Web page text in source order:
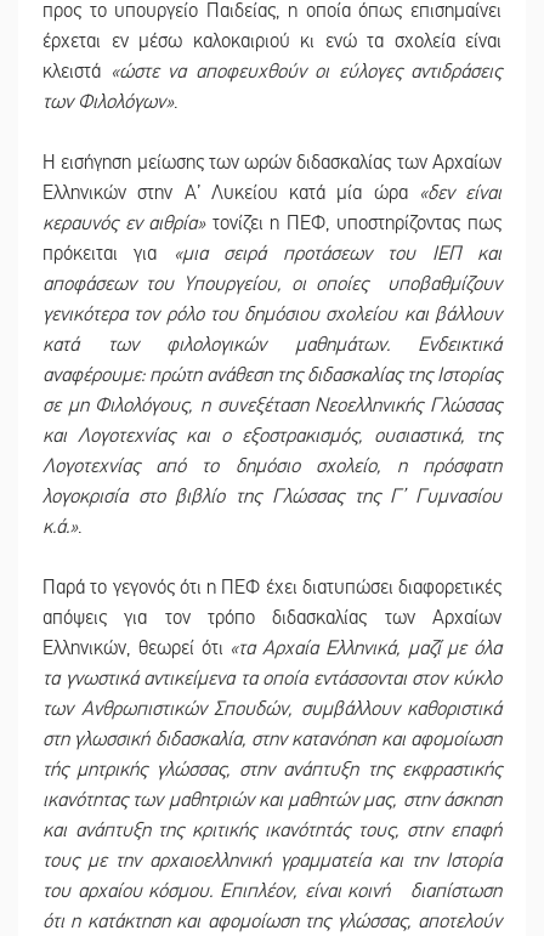
προς το υπουργείο Παιδείας, η οποία όπως επισημαίνει
έρχεται εν μέσω καλοκαιριού κι ενώ τα σχολεία είναι
κλειστά «ώστε να αποφευχθούν οι εύλογες αντιδράσεις
των Φιλολόγων».
Η εισήγηση μείωσης των ωρών διδασκαλίας των Αρχαίων
Ελληνικών στην Α’ Λυκείου κατά μία ώρα «δεν είναι
κεραυνός εν αιθρία»τονίζει η ΠΕΦ, υποστηρίζοντας πως
πρόκειται για
«μια σειρά προτάσεων του ΙΕΠ και
αποφάσεων του Υπουργείου, οι οποίες υποβαθμίζουν
γενικότερα τον ρόλο του δημόσιου σχολείου και βάλλουν
κατά των φιλολογικών μαθημάτων. Ενδεικτικά
αναφέρουμε: πρώτη ανάθεση της διδασκαλίας της Ιστορίας
σε μη Φιλολόγους, η συνεξέταση Νεοελληνικής Γλώσσας
και Λογοτεχνίας και ο εξοστρακισμός, ουσιαστικά, της
Λογοτεχνίας από το δημόσιο σχολείο, η πρόσφατη
λογοκρισία στο βιβλίο της Γλώσσας της Γ’ Γυμνασίου
κ.ά.».
Παρά το γεγονός ότι η ΠΕΦ έχει διατυπώσει διαφορετικές
απόψεις για τον τρόπο διδασκαλίας των Αρχαίων
Ελληνικών, θεωρεί ότι «τα Αρχαία Ελληνικά, μαζί με όλα
τα γνωστικά αντικείμενα τα οποία εντάσσονται στον κύκλο
των Ανθρωπιστικών Σπουδών, συμβάλλουν καθοριστικά
στη γλωσσική διδασκαλία, στην κατανόηση και αφομοίωση
τής μητρικής γλώσσας, στην ανάπτυξη της εκφραστικής
ικανότητας των μαθητριών και μαθητών μας, στην άσκηση
και ανάπτυξη της κριτικής ικανότητάς τους, στην επαφή
τους με την αρχαιοελληνική γραμματεία και την Ιστορία
του αρχαίου κόσμου. Επιπλέον, είναι κοινή διαπίστωση
ότι η κατάκτηση και αφομοίωση της γλώσσας, αποτελούν